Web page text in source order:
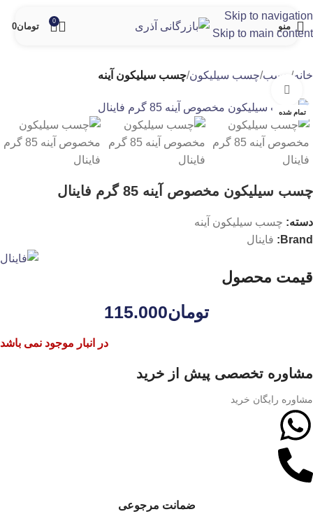
Skip to navigation
Skip to main content
منو
0
تومان0
خانه چسب چسب سیلیکون چسب سیلیکون آینه
تمام شده
چسب سیلیکون مخصوص آینه 85 گرم فاینال
دسته: چسب سیلیکون آینه
Brand:
فاینال
قیمت محصول
تومان115.000
در انبار موجود نمی باشد
مشاوره تخصصی پیش از خرید
مشاوره رایگان خرید
ضمانت مرجوعی